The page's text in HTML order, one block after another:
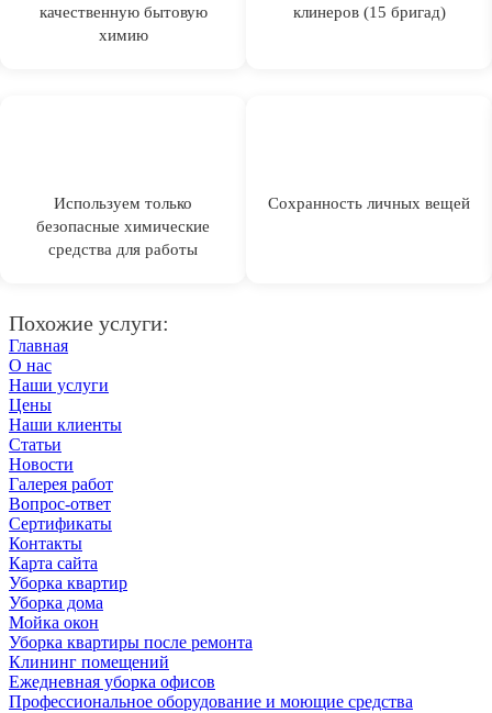
качественную бытовую
химию
клинеров (15 бригад)
Используем только
безопасные химические
средства для работы
Сохранность личных вещей
Похожие услуги:
Главная
О нас
Наши услуги
Цены
Наши клиенты
Статьи
Новости
Галерея работ
Вопрос-ответ
Сертификаты
Контакты
Карта сайта
Уборка квартир
Уборка дома
Мойка окон
Уборка квартиры после ремонта
Клининг помещений
Ежедневная уборка офисов
Профессиональное оборудование и моющие средства